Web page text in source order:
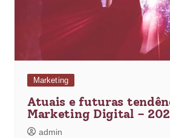
Marketing
Atuais e futuras
Marketing Digital –
admin